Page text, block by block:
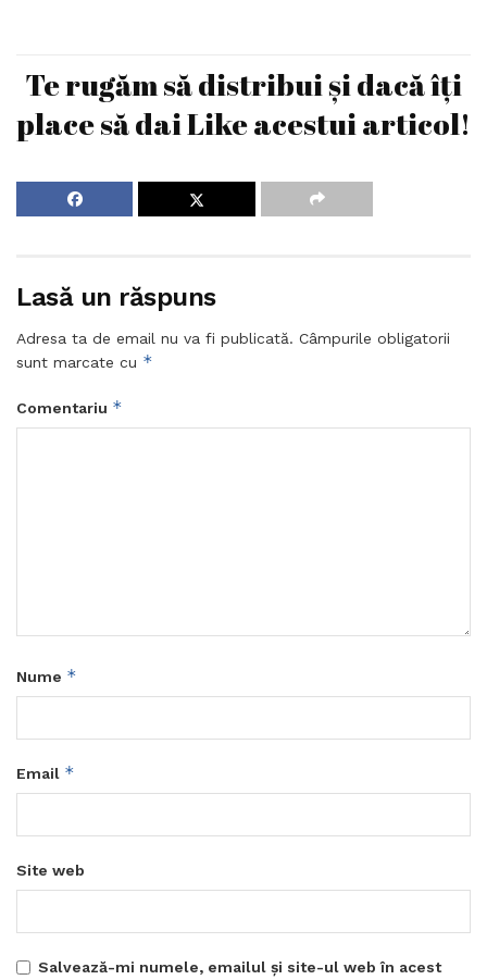
Te rugăm să distribui și dacă îți
place să dai Like acestui articol!
Lasă un răspuns
Adresa ta de email nu va fi publicată. Câmpurile obligatorii
sunt marcate cu *
Comentariu *
Nume *
Email *
Site web
Salvează-mi numele, emailul și site-ul web în acest